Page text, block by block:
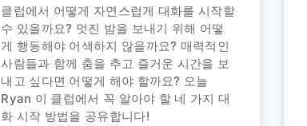
클럽에서 어떻게 자연스럽게 대화를 시작할
수 있을까요? 멋진 밤을 보내기 위해 어떻
게 행동해야 어색하지 않을까요? 매력적인
사람들과 함께 춤을 추고 즐거운 시간을 보
내고 싶다면 어떻게 해야 할까요? 오늘
Ryan 이 클럽에서 꼭 알아야 할 네 가지 대
화 시작 방법을 공유합니다!